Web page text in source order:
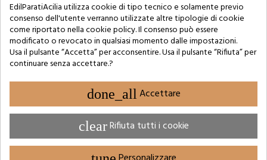
Copyright © 2024 by 3Enne s.r.l.s. P.IVA/C.F.: 13466181008
Numero di iscrizione REA: RM-1449325 - Registro delle Imprese di
Roma
Website Developed by M.Borzacchini - TestSide
EdilParatiAcilia utilizza cookie di tipo tecnico e solamente previo
consenso dell'utente verranno utilizzate altre tipologie di cookie
come riportato nella cookie policy. Il consenso può essere
modificato o revocato in qualsiasi momento dalle impostazioni.
Usa il pulsante “Accetta” per acconsentire. Usa il pulsante “Rifiuta” per
continuare senza accettare.?
done_all Accettare
clearRifiuta tutti i cookie